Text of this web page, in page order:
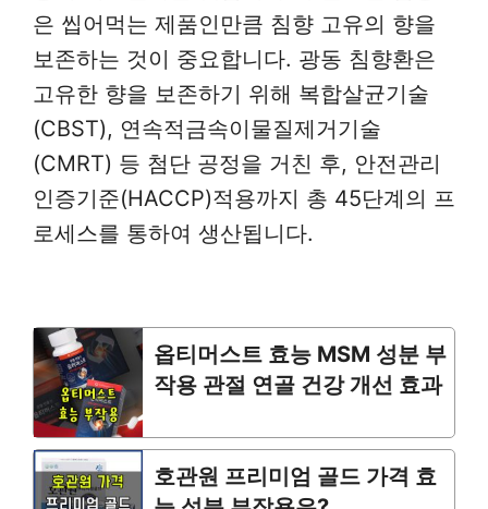
은 씹어먹는 제품인만큼 침향 고유의 향을
보존하는 것이 중요합니다. 광동 침향환은
고유한 향을 보존하기 위해 복합살균기술
(CBST), 연속적금속이물질제거기술
(CMRT) 등 첨단 공정을 거친 후, 안전관리
인증기준(HACCP)적용까지 총 45단계의 프
로세스를 통하여 생산됩니다.
옵티머스트 효능 MSM 성분 부
작용 관절 연골 건강 개선 효과
호관원 프리미엄 골드 가격 효